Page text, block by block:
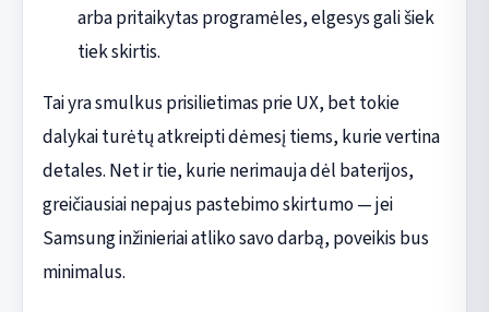
arba pritaikytas programėles, elgesys gali šiek
tiek skirtis.
Tai yra smulkus prisilietimas prie UX, bet tokie
dalykai turėtų atkreipti dėmesį tiems, kurie vertina
detales. Net ir tie, kurie nerimauja dėl baterijos,
greičiausiai nepajus pastebimo skirtumo — jei
Samsung inžinieriai atliko savo darbą, poveikis bus
minimalus.